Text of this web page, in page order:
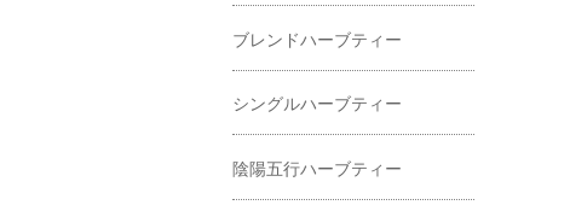
ブレンドハーブティー
シングルハーブティー
陰陽五行ハーブティー